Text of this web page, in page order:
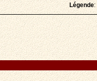
Légende: